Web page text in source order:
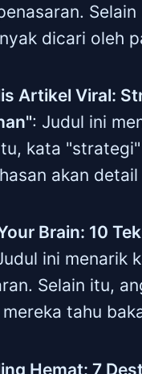
dicari oleh
Artikel Viral:
: Judul ini
kata
akan
Brain: 10
ini menarik
Selain itu,
tahu
Hemat: 7